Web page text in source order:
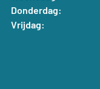
Donderdag:
Vrijdag: